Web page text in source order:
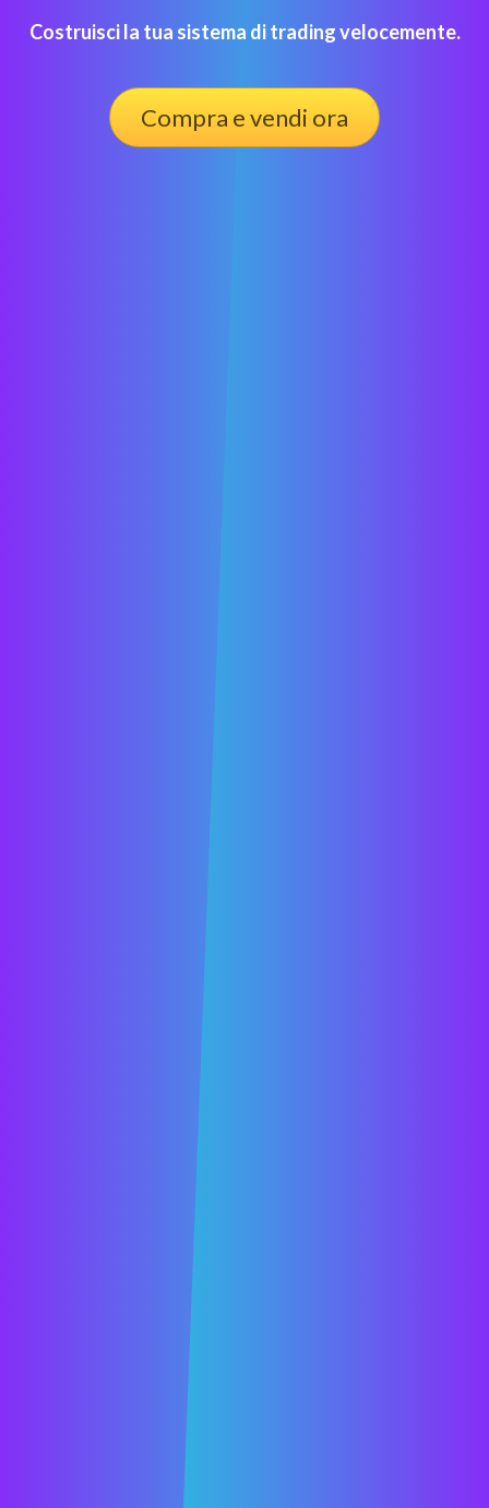
Costruisci la tua sistema di trading velocemente.
Compra e vendi ora